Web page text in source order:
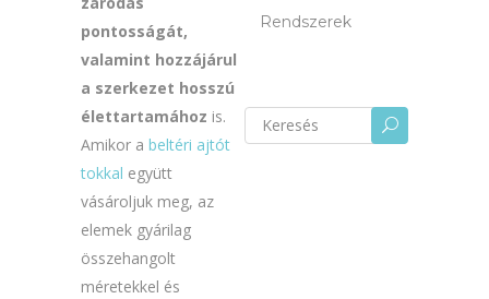
pontosságát,
valamint hozzájárul
a szerkezet hosszú
élettartamához is.
Amikor a beltéri ajtót
tokkal együtt
vásároljuk meg, az
elemek gyárilag
összehangolt
méretekkel és
Rendszerek
Keresés
erre:
U